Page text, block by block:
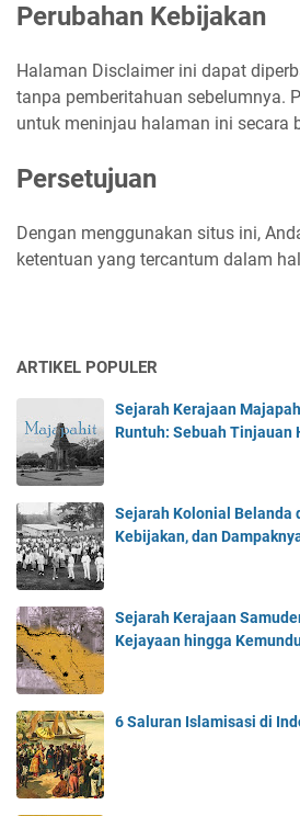
Perubahan Kebijakan
Halaman Disclaimer ini dapat
tanpa pemberitahuan sebelumnya.
untuk meninjau halaman ini secara
Persetujuan
Dengan menggunakan situs ini,
ketentuan yang tercantum dalam
ARTIKEL POPULER
Sejarah Kerajaan
Runtuh: Sebuah Tinjauan
Sejarah Kolonial Belanda
Kebijakan, dan
Sejarah Kerajaan
Kejayaan hingga
6 Saluran Islamisasi di